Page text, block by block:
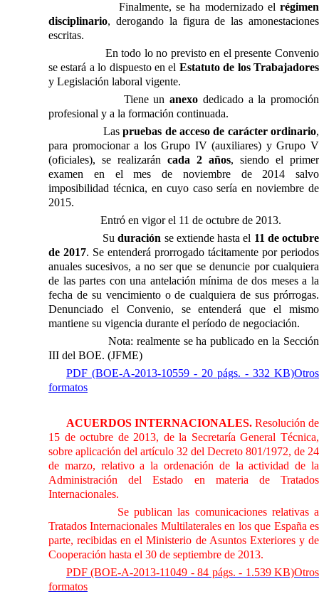
Finalmente, se ha modernizado elrégimen
disciplinario, derogando la figura de las amonestaciones
escritas.
En todo lo no previsto en el presente Convenio
se estará a lo dispuesto en el Estatuto de los Trabajadores
y Legislación laboral vigente.
Tiene unanexo dedicado a la promoción
profesional y a la formación continuada.
Laspruebas de acceso de carácter ordinario,
para promocionar a los Grupo IV (auxiliares) y Grupo V
(oficiales), se realizarán cada 2 años, siendo el primer
examen en el mes de noviembre de 2014 salvo
imposibilidad técnica, en cuyo caso sería en noviembre de
2015.
Entró en vigor el 11 de octubre de 2013.
Suduración se extiende hasta el 11 de octubre
de 2017. Se entenderá prorrogado tácitamente por periodos
anuales sucesivos, a no ser que se denuncie por cualquiera
de las partes con una antelación mínima de dos meses a la
fecha de su vencimiento o de cualquiera de sus prórrogas.
Denunciado el Convenio, se entenderá que el mismo
mantiene su vigencia durante el período de negociación.
Nota: realmente se ha publicado enla Sección
III del BOE. (JFME)
PDF (BOE-A-2013-10559 - 20 págs. - 332 KB)Otros
formatos
ACUERDOS INTERNACIONALES. Resolución de
15 de octubre de 2013, dela Secretaría General Técnica,
sobre aplicación del artículo 32 del Decreto 801/1972, de 24
de marzo, relativo a la ordenación de la actividad de la
Administración del Estado en materia de Tratados
Internacionales.
Se publican las comunicaciones relativas a
Tratados Internacionales Multilaterales en los que España es
parte, recibidas en el Ministerio de Asuntos Exteriores y de
Cooperación hasta el 30 de septiembre de 2013.
PDF (BOE-A-2013-11049 - 84 págs. - 1.539 KB)Otros
formatos